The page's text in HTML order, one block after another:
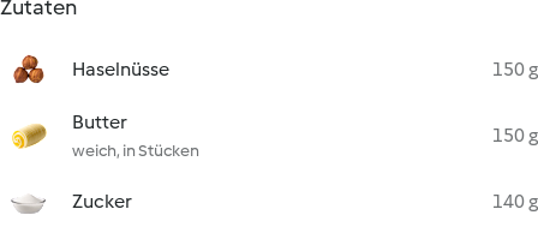
Zutaten
Haselnüsse 150 g
Butter
weich, in Stücken
150 g
Zucker 140 g